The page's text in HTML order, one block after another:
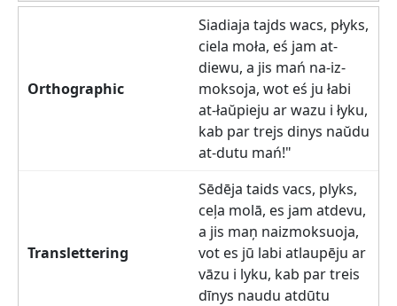
Siadiaja tajds wacs, płyks,
ciela moła, eś jam at-
diewu, a jis mań na-iz-
moksoja, wot eś ju łabi
at-łaŭpieju ar wazu i łyku,
kab par trejs dinys naŭdu
at-dutu mań!"
Sēdēja taids vacs, plyks,
ceļa molā, es jam atdevu,
a jis maņ naizmoksuoja,
vot es jū labi atlaupēju ar
vāzu i lyku, kab par treis
dīnys naudu atdūtu